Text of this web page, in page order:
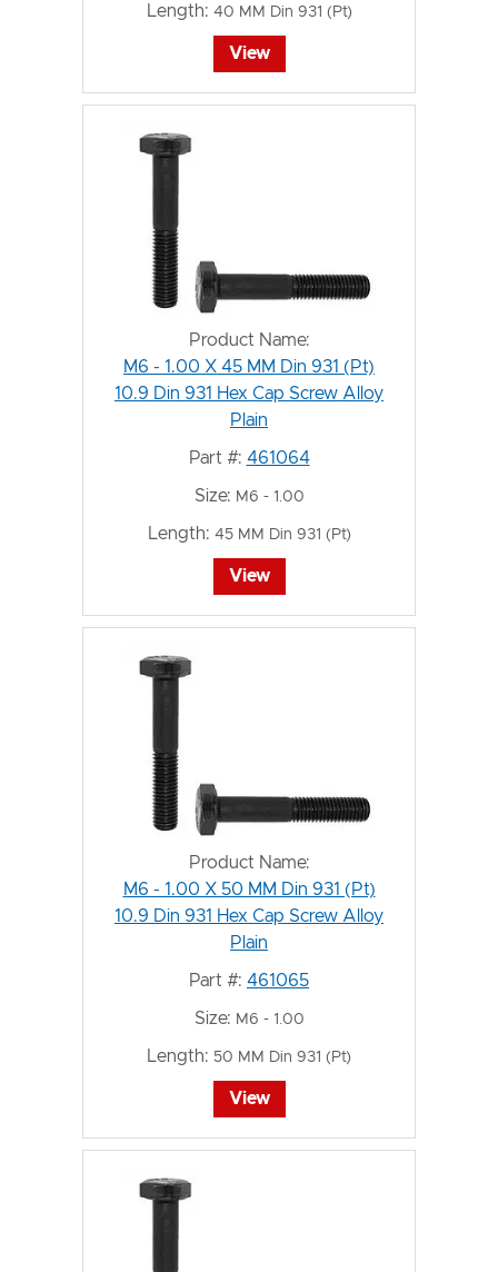
Length: 40 MM Din 931 (Pt)
View
Product Name:
M6 - 1.00 X 45 MM Din 931 (Pt)
10.9 Din 931 Hex Cap Screw Alloy
Plain
Part #: 461064
Size: M6 - 1.00
Length: 45 MM Din 931 (Pt)
View
Product Name:
M6 - 1.00 X 50 MM Din 931 (Pt)
10.9 Din 931 Hex Cap Screw Alloy
Plain
Part #: 461065
Size: M6 - 1.00
Length: 50 MM Din 931 (Pt)
View